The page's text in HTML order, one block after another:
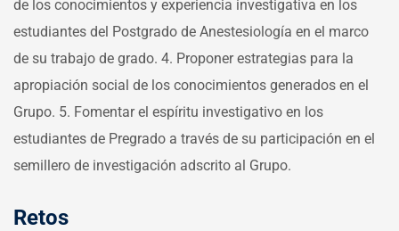
de los conocimientos y experiencia investigativa en los
estudiantes del Postgrado de Anestesiología en el marco
de su trabajo de grado. 4. Proponer estrategias para la
apropiación social de los conocimientos generados en el
Grupo. 5. Fomentar el espíritu investigativo en los
estudiantes de Pregrado a través de su participación en el
semillero de investigación adscrito al Grupo.
Retos